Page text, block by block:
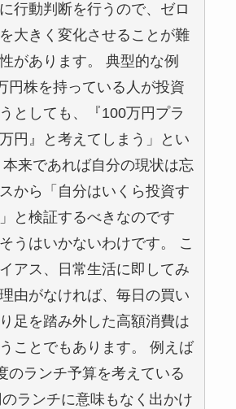
行動判断を行うので、ゼロ
大きく変化させることが難
があります。 典型的な例
円株を持っている人が投資
としても、『100万円プラ
円』と考えてしまう」とい
本来であれば自分の現状は忘
から「自分はいくら投資す
と検証するべきなのです
うはいかないわけです。 こ
アス、日常生活に即してみ
由がなければ、毎日の買い
足を踏み外した高額消費は
ことでもあります。 例えば
のランチ予算を考えている
ランチに意味もなく出かけ